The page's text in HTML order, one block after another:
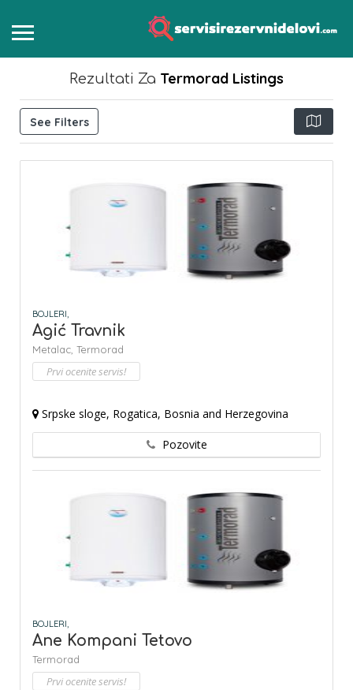
Rezultati Za Termorad Listings
See Filters
BOJLERI,
Agić Travnik
Metalac, Termorad
Prvi ocenite servis!
Srpske sloge, Rogatica, Bosnia and Herzegovina
Pozovite
BOJLERI,
Ane Kompani Tetovo
Termorad
Prvi ocenite servis!